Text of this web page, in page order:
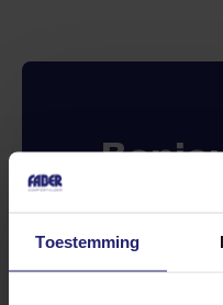
Toestemming